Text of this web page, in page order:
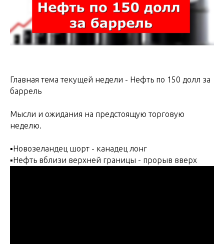
Главная тема текущей недели - Нефть по 150 долл за
баррель
Мысли и ожидания на предстоящую торговую
неделю.
▪️Новозеландец шорт - канадец лонг
▪️Нефть вблизи верхней границы - прорыв вверх